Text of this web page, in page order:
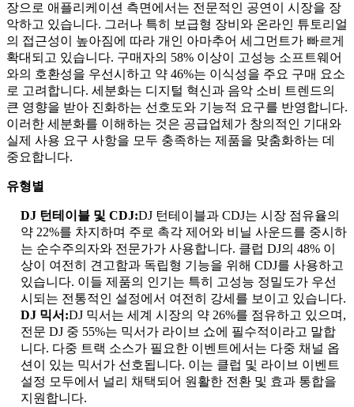
장으로 애플리케이션 측면에서는 전문적인 공연이 시장을 장
악하고 있습니다. 그러나 특히 보급형 장비와 온라인 튜토리얼
의 접근성이 높아짐에 따라 개인 아마추어 세그먼트가 빠르게
확대되고 있습니다. 구매자의 58% 이상이 고성능 소프트웨어
와의 호환성을 우선시하고 약 46%는 이식성을 주요 구매 요소
로 고려합니다. 세분화는 디지털 혁신과 음악 소비 트렌드의
큰 영향을 받아 진화하는 선호도와 기능적 요구를 반영합니다.
이러한 세분화를 이해하는 것은 공급업체가 창의적인 기대와
실제 사용 요구 사항을 모두 충족하는 제품을 맞춤화하는 데
중요합니다.
유형별
DJ 턴테이블 및 CDJ:DJ 턴테이블과 CDJ는 시장 점유율의
약 22%를 차지하며 주로 촉각 제어와 비닐 사운드를 중시하
는 순수주의자와 전문가가 사용합니다. 클럽 DJ의 48% 이
상이 여전히 견고함과 독립형 기능을 위해 CDJ를 사용하고
있습니다. 이들 제품의 인기는 특히 고성능 정밀도가 우선
시되는 전통적인 설정에서 여전히 강세를 보이고 있습니다.
DJ 믹서:DJ 믹서는 세계 시장의 약 26%를 점유하고 있으며,
전문 DJ 중 55%는 믹서가 라이브 쇼에 필수적이라고 말합
니다. 다중 트랙 소스가 필요한 이벤트에서는 다중 채널 옵
션이 있는 믹서가 선호됩니다. 이는 클럽 및 라이브 이벤트
설정 모두에서 널리 채택되어 원활한 전환 및 효과 통합을
지원합니다.